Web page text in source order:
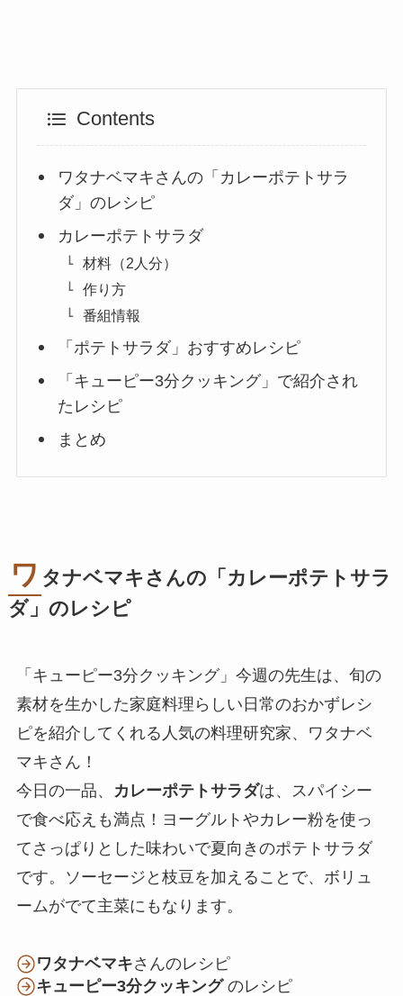
Contents
ワタナベマキさんの「カレーポテトサラ
ダ」のレシピ
カレーポテトサラダ
材料（2人分）
作り方
番組情報
「ポテトサラダ」おすすめレシピ
「キューピー3分クッキング」で紹介され
たレシピ
まとめ
ワ タナベマキさんの「 カレーポテトサラ
ダ」のレシピ
「キューピー3分クッキング」今週の先生は、旬の
素材を生かした家庭料理らしい日常のおかずレシ
ピを紹介してくれる人気の料理研究家、ワタナベ
マキさん！
今日の一品、
カレーポテトサラダは、スパイシー
で食べ応えも満点！ヨーグルトやカレー粉を使っ
てさっぱりとした味わいで夏向きのポテトサラダ
です。ソーセージと枝豆を加えることで、ボリュ
ームがでて主菜にもなります。
ワタナベマキさんのレシピ
キューピー3分クッキングのレシピ